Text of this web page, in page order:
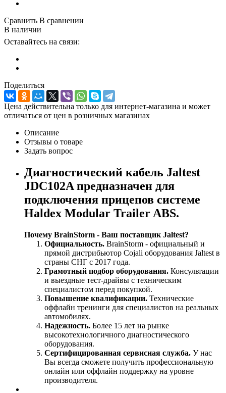
Сравнить В сравнении
В наличии
Оставайтесь на связи:
Поделиться
Цена действительна только для интернет-магазина и может
отличаться от цен в розничных магазинах
Описание
Отзывы о товаре
Задать вопрос
Диагностический кабель Jaltest
JDC102A предназначен для
подключения прицепов системе
Haldex Modular Trailer ABS.
Почему BrainStorm - Ваш поставщик Jaltest?
Официальность. BrainStorm - официальный и
прямой дистрибьютор Cojali оборудования Jaltest в
страны СНГ c 2017 года.
Грамотный подбор оборудования. Консультации
и выездные тест-драйвы с техническим
специалистом перед покупкой.
Повышение квалификации. Технические
оффлайн тренинги для специалистов на реальных
автомобилях.
Надежность. Более 15 лет на рынке
высокотехнологичного диагностического
оборудования.
Сертифицированная сервисная служба. У нас
Вы всегда сможете получить профессиональную
онлайн или оффлайн поддержку на уровне
производителя.